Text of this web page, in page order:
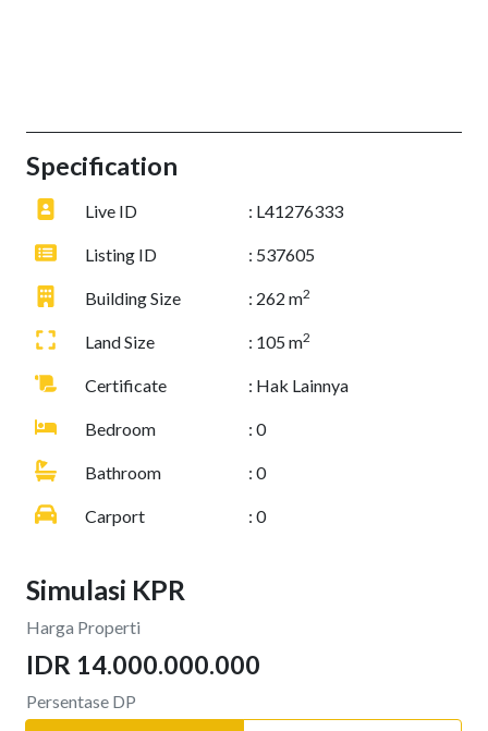
Specification
Live ID : L41276333
Listing ID : 537605
Building Size : 262 m2
Land Size : 105 m2
Certificate : Hak Lainnya
Bedroom : 0
Bathroom : 0
Carport : 0
Simulasi KPR
Harga Properti
IDR 14.000.000.000
Persentase DP